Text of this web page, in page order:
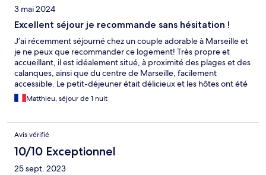
3 mai 2024
Excellent séjour je recommande sans hésitation !
J’ai récemment séjourné chez un couple adorable à Marseille et
je ne peux que recommander ce logement! Très propre et
accueillant, il est idéalement situé, à proximité des plages et des
calanques, ainsi que du centre de Marseille, facilement
accessible. Le petit-déjeuner était délicieux et les hôtes ont été
extrêmement serviables et gentils, veillant à ce que notre séjour
se passe à merveille. Un véritable coup de cœur !
Matthieu, séjour de 1 nuit
Avis vérifié
10/10 Exceptionnel
25 sept. 2023